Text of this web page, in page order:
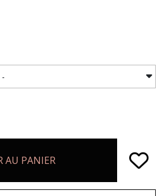
AU PANIER